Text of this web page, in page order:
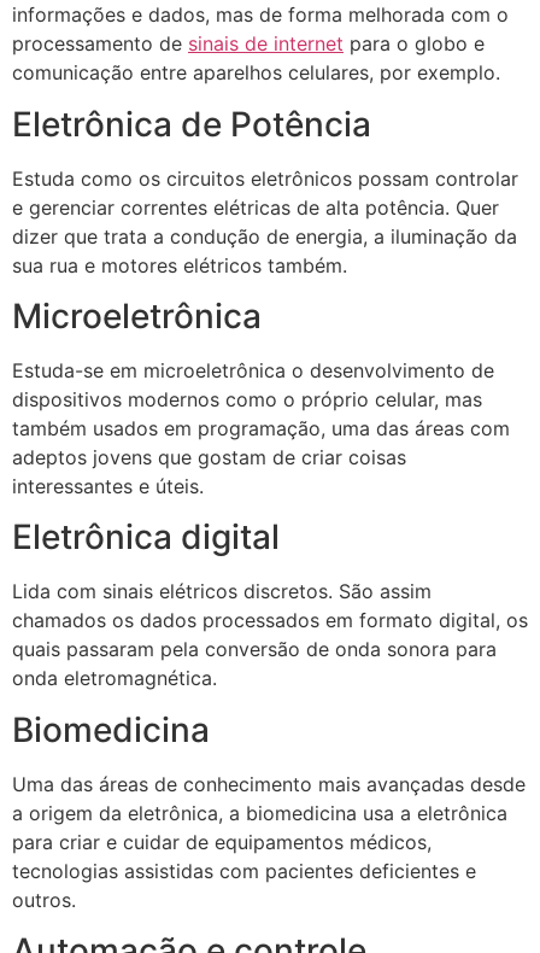
informações e dados, mas de forma melhorada com o
processamento de sinais de internet para o globo e
comunicação entre aparelhos celulares, por exemplo.
Eletrônica de Potência
Estuda como os circuitos eletrônicos possam controlar
e gerenciar correntes elétricas de alta potência. Quer
dizer que trata a condução de energia, a iluminação da
sua rua e motores elétricos também.
Microeletrônica
Estuda-se em microeletrônica o desenvolvimento de
dispositivos modernos como o próprio celular, mas
também usados em programação, uma das áreas com
adeptos jovens que gostam de criar coisas
interessantes e úteis.
Eletrônica digital
Lida com sinais elétricos discretos. São assim
chamados os dados processados em formato digital, os
quais passaram pela conversão de onda sonora para
onda eletromagnética.
Biomedicina
Uma das áreas de conhecimento mais avançadas desde
a origem da eletrônica, a biomedicina usa a eletrônica
para criar e cuidar de equipamentos médicos,
tecnologias assistidas com pacientes deficientes e
outros.